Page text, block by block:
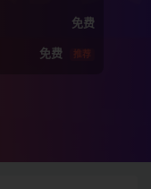
免费
免费 推荐